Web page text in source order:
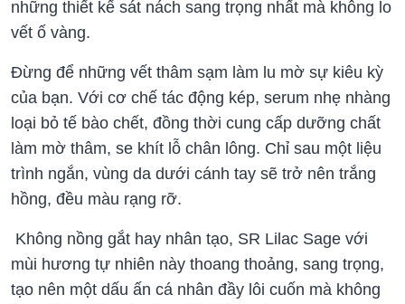
những thiết kế sát nách sang trọng nhất mà không lo
vết ố vàng.
Đừng để những vết thâm sạm làm lu mờ sự kiêu kỳ
của bạn. Với cơ chế tác động kép, serum nhẹ nhàng
loại bỏ tế bào chết, đồng thời cung cấp dưỡng chất
làm mờ thâm, se khít lỗ chân lông. Chỉ sau một liệu
trình ngắn, vùng da dưới cánh tay sẽ trở nên trắng
hồng, đều màu rạng rỡ.
Không nồng gắt hay nhân tạo, SR Lilac Sage với
mùi hương tự nhiên này thoang thoảng, sang trọng,
tạo nên một dấu ấn cá nhân đầy lôi cuốn mà không